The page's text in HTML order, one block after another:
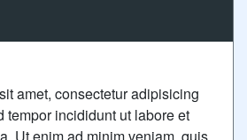
amet, consectetur adipisicing
tempor incididunt ut labore et